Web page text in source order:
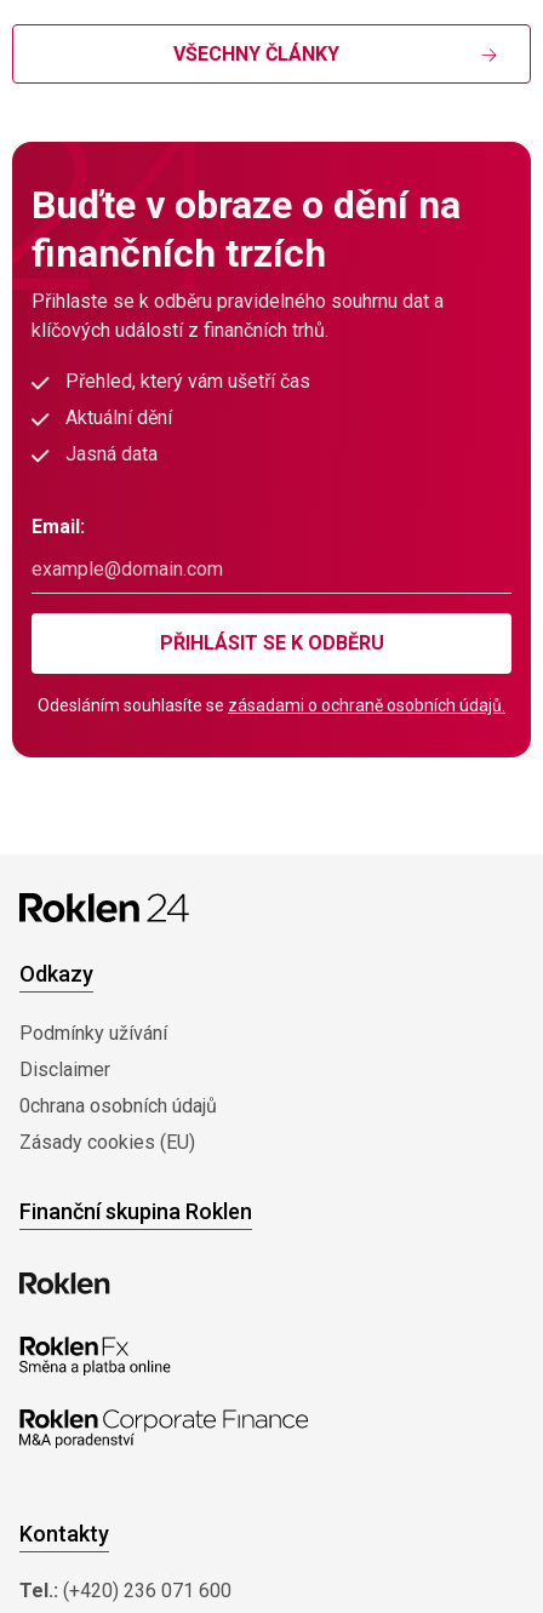
VŠECHNY ČLÁNKY
Buďte v obraze o dění na
finančních trzích
Přihlaste se k odběru pravidelného souhrnu dat a
klíčových událostí z finančních trhů.
Přehled, který vám ušetří čas
Aktuální dění
Jasná data
Email:
PŘIHLÁSIT SE K ODBĚRU
Odesláním souhlasíte se zásadami o ochraně osobních údajů.
Odkazy
Podmínky užívání
Disclaimer
0chrana osobních údajů
Zásady cookies (EU)
Finanční skupina Roklen
Kontakty
Tel.: (+420) 236 071 600